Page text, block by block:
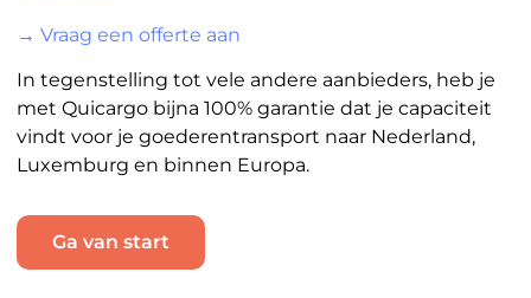
→ Vraag een offerte aan
In tegenstelling tot vele andere aanbieders, heb je
met Quicargo bijna 100% garantie dat je capaciteit
vindt voor je goederentransport naar Nederland,
Luxemburg en binnen Europa.
Ga van start